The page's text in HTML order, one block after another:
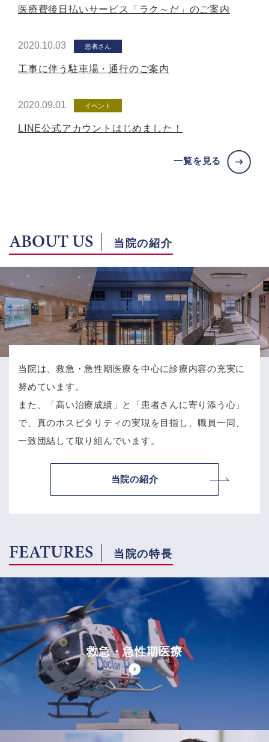
医療費後日払いサービス「ラク～だ」のご案内
2020.10.03 患者さん
工事に伴う駐車場・通行のご案内
2020.09.01 イベント
LINE公式アカウントはじめました！
一覧を見る
ABOUT US 当院の紹介
当院は、救急・急性期医療を中心に診療内容の充実に
努めています。
また、「高い治療成績」と「患者さんに寄り添う心」
で、 真のホスピタリティの実現を目指し、職員一同、
一致団結して取り組んでいます。
当院の紹介
FEATURES 当院の特長
救急・急性期医療